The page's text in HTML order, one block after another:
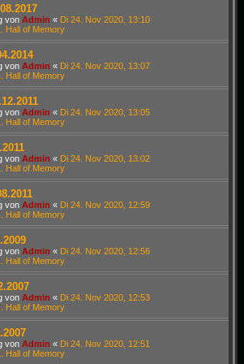
von Admin « Di 24. Nov 2020, 13:10
Hall of Memory
von Admin « Di 24. Nov 2020, 13:07
Hall of Memory
von Admin « Di 24. Nov 2020, 13:05
Hall of Memory
von Admin « Di 24. Nov 2020, 13:02
Hall of Memory
von Admin « Di 24. Nov 2020, 12:59
Hall of Memory
von Admin « Di 24. Nov 2020, 12:56
Hall of Memory
von Admin « Di 24. Nov 2020, 12:53
Hall of Memory
von Admin « Di 24. Nov 2020, 12:51
Hall of Memory